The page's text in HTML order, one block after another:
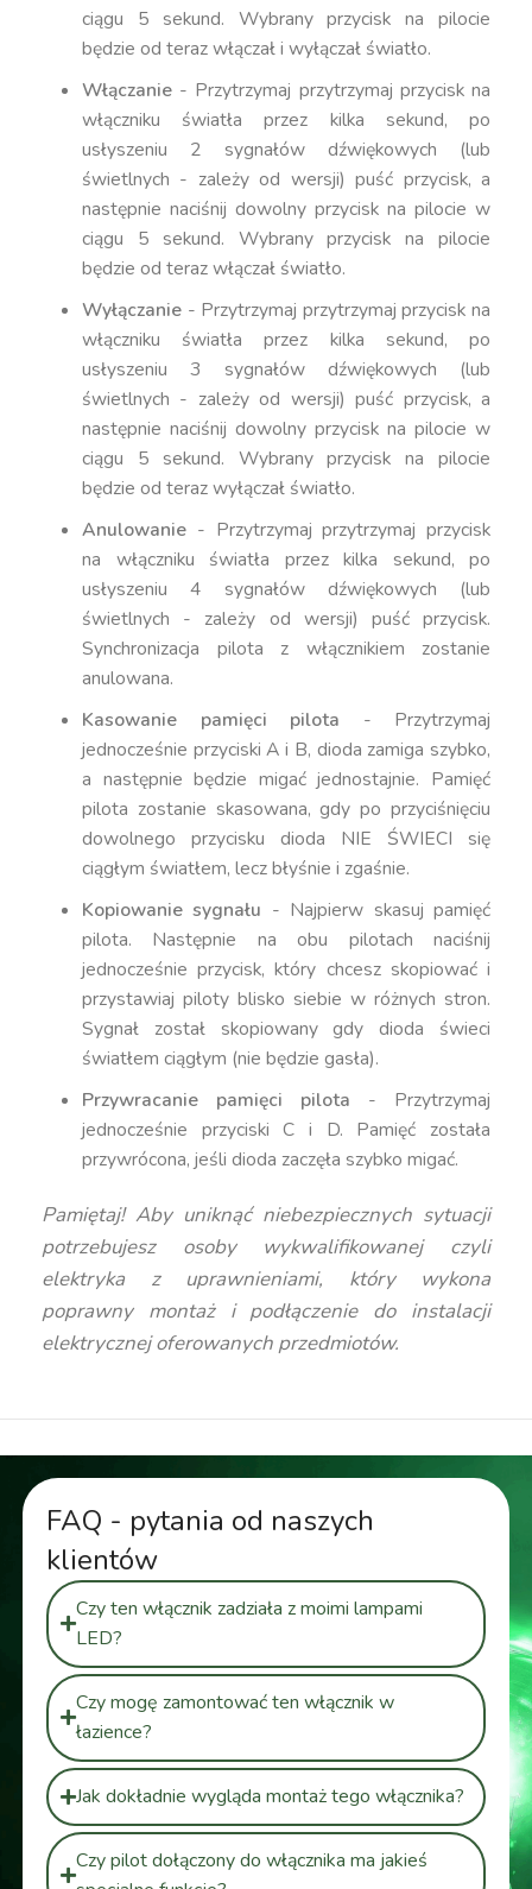
ciągu 5 sekund. Wybrany przycisk na pilocie
będzie od teraz włączał i wyłączał światło.
Włączanie - Przytrzymaj przytrzymaj przycisk na
włączniku światła przez kilka sekund, po
usłyszeniu 2 sygnałów dźwiękowych (lub
świetlnych - zależy od wersji) puść przycisk, a
następnie naciśnij dowolny przycisk na pilocie w
ciągu 5 sekund. Wybrany przycisk na pilocie
będzie od teraz włączał światło.
Wyłączanie - Przytrzymaj przytrzymaj przycisk na
włączniku światła przez kilka sekund, po
usłyszeniu 3 sygnałów dźwiękowych (lub
świetlnych - zależy od wersji) puść przycisk, a
następnie naciśnij dowolny przycisk na pilocie w
ciągu 5 sekund. Wybrany przycisk na pilocie
będzie od teraz wyłączał światło.
Anulowanie - Przytrzymaj przytrzymaj przycisk
na włączniku światła przez kilka sekund, po
usłyszeniu 4 sygnałów dźwiękowych (lub
świetlnych - zależy od wersji) puść przycisk.
Synchronizacja pilota z włącznikiem zostanie
anulowana.
Kasowanie pamięci pilota - Przytrzymaj
jednocześnie przyciski A i B, dioda zamiga szybko,
a następnie będzie migać jednostajnie. Pamięć
pilota zostanie skasowana, gdy po przyciśnięciu
dowolnego przycisku dioda NIE ŚWIECI się
ciągłym światłem, lecz błyśnie i zgaśnie.
Kopiowanie sygnału - Najpierw skasuj pamięć
pilota. Następnie na obu pilotach naciśnij
jednocześnie przycisk, który chcesz skopiować i
przystawiaj piloty blisko siebie w różnych stron.
Sygnał został skopiowany gdy dioda świeci
światłem ciągłym (nie będzie gasła).
Przywracanie pamięci pilota - Przytrzymaj
jednocześnie przyciski C i D. Pamięć została
przywrócona, jeśli dioda zaczęła szybko migać.
Pamiętaj! Aby uniknąć niebezpiecznych sytuacji
potrzebujesz osoby wykwalifikowanej czyli
elektryka z uprawnieniami, który wykona
poprawny montaż i podłączenie do instalacji
elektrycznej oferowanych przedmiotów.
FAQ - pytania od naszych
klientów
Czy ten włącznik zadziała z moimi lampami
LED?
Czy mogę zamontować ten włącznik w
łazience?
Jak dokładnie wygląda montaż tego włącznika?
Czy pilot dołączony do włącznika ma jakieś